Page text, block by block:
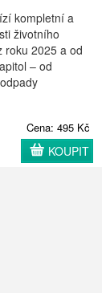
kompletní a
životního
roku 2025 a od
– od
Cena: 495 Kč
KOUPIT